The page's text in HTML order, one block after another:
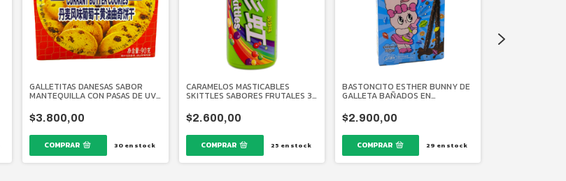
GALLETITAS DANESAS SABOR
MANTEQUILLA CON PASAS DE UVA
$3.800,00
30 en stock
CARAMELOS MASTICABLES
SKITTLES SABORES FRUTALES 30
$2.600,00
25 en stock
BASTONCITO ESTHER BUNNY DE
GALLETA BAÑADOS EN
$2.900,00
29 en stock